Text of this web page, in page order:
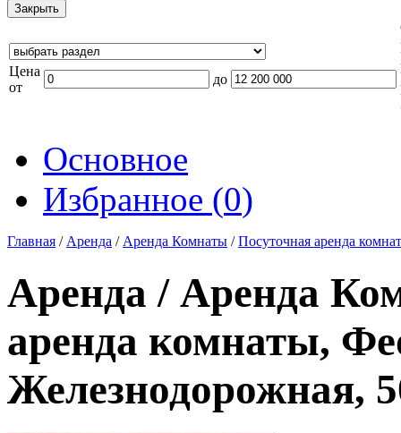
Закрыть
Цена
от
до
Основное
Избранное (0)
Главная / Аренда / Аренда Комнаты /Посуточная аренда
Аренда / Аренда
аренда комнаты,
Железнодорожная,